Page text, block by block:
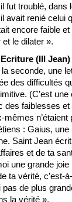
fut troublé, dans
avait renié celui
encore faible
le dilater ».
(III Jean)
seconde, une
des difficultés
(C’est
des faiblesses
mêmes
: Gaius,
Saint Jean
et de ta
une grande
ta vérité, c’est-
pas de plus
la vérité ».